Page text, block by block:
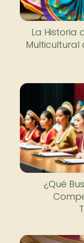
La Historia
Multicultural
¿Qué